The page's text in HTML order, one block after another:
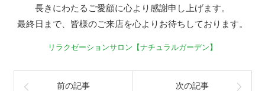
長きにわたるご愛顧に心より感謝申し上げます。
最終日まで、皆様のご来店を心よりお待ちしております。
リラクゼーションサロン【ナチュラルガーデン】
前の記事 次の記事